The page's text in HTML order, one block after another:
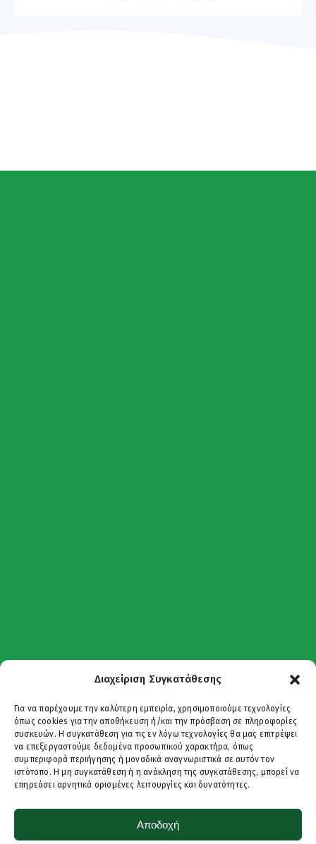
Διαχείριση Συγκατάθεσης
Για να παρέχουμε την καλύτερη εμπειρία, χρησιμοποιούμε τεχνολογίες
όπως cookies για την αποθήκευση ή/και την πρόσβαση σε πληροφορίες
συσκευών. Η συγκατάθεση για τις εν λόγω τεχνολογίες θα μας επιτρέψει
να επεξεργαστούμε δεδομένα προσωπικού χαρακτήρα, όπως
συμπεριφορά περιήγησης ή μοναδικά αναγνωριστικά σε αυτόν τον
ιστότοπο. Η μη συγκατάθεση ή η ανάκληση της συγκατάθεσης, μπορεί να
επηρεάσει αρνητικά ορισμένες λειτουργίες και δυνατότητες.
Αποδοχή